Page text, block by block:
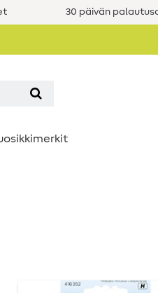
30 päivän